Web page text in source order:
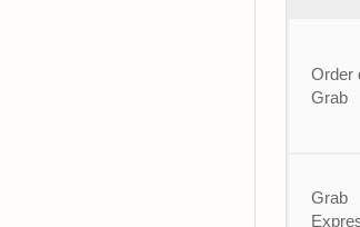
Order
Grab
Grab